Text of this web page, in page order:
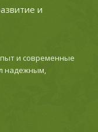
и
и современные
надежным,